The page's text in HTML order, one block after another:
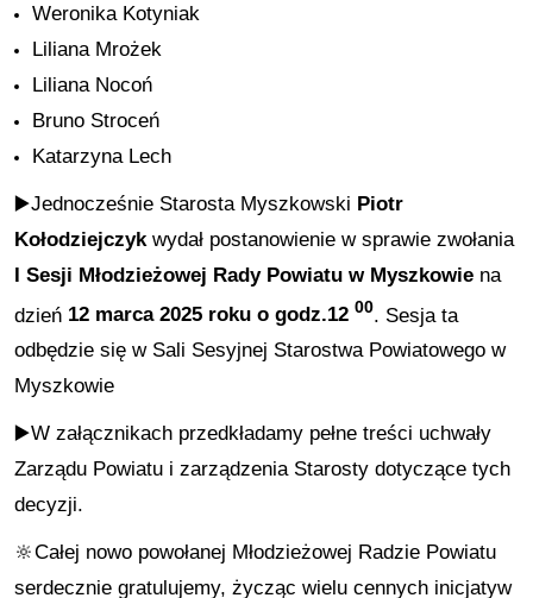
Weronika Kotyniak
Liliana Mrożek
Liliana Nocoń
Bruno Stroceń
Katarzyna Lech
▶️Jednocześnie Starosta Myszkowski Piotr
Kołodziejczyk wydał postanowieniew sprawiezwołania
I Sesji Młodzieżowej Rady Powiatu w Myszkowie na
dzień 12 marca 2025 roku o godz.1200. Sesja ta
odbędzie się w Sali Sesyjnej Starostwa Powiatowego w
Myszkowie
▶️W załącznikach przedkładamy pełne treści uchwały
Zarządu Powiatu i zarządzenia Starosty dotyczące tych
decyzji.
🔆Całej nowo powołanej Młodzieżowej Radzie Powiatu
serdecznie gratulujemy, życząc wielu cennych inicjatyw